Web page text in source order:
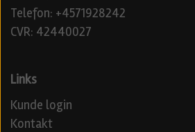
Telefon: +4571928242
CVR: 42440027
Links
Kunde login
Kontakt